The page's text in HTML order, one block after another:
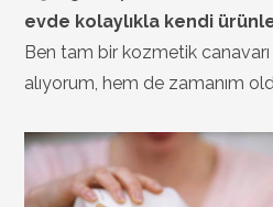
evde kolaylıkla kendi
Ben tam bir kozmetik canavarı
alıyorum, hem de zamanım